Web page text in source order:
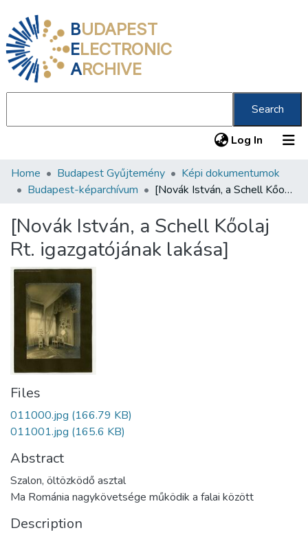
BUDAPEST
ELECTRONIC
ARCHIVE
Search
Log In (current)
Communities & Collections
Statistics
About us
Home Budapest Gyűjtemény
Képi dokumentumok
Budapest-képarchívum
[Novák István, a Schell Kőolaj Rt. igazgatójának lakása]
[Novák István, a Schell Kőolaj
Rt. igazgatójának lakása]
Files
011000.jpg (166.79 KB)
011001.jpg (165.6 KB)
Abstract
Szalon, öltözködő asztal
Ma Románia nagykövetsége működik a falai között
Description